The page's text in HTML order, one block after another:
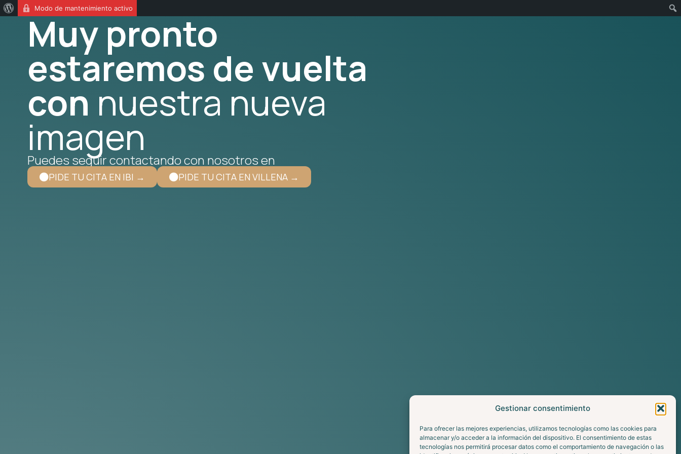
Gestionar consentimiento
Para ofrecer las mejores experiencias, utilizamos tecnologías como las cookies para
almacenar y/o acceder a la información del dispositivo. El consentimiento de estas
tecnologías nos permitirá procesar datos como el comportamiento de navegación o las
Modo de mantenimiento activo
Muy pronto
estaremos de vuelta
con nuestra nueva
imagen
Puedes seguir contactando con nosotros en
PIDE TU CITA EN IBI → PIDE TU CITA EN VILLENA →